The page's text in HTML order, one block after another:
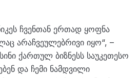
ჩვენთან ერთად ყოფნა
არაჩვეულებრივი იყო“, –
ქართულ ბიზნესს საუკეთესო
და ჩემი ნამდვილი